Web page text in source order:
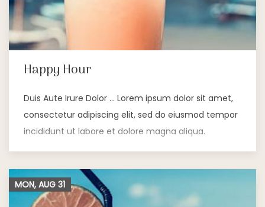
Happy Hour
Duis Aute Irure Dolor … Lorem ipsum dolor sit amet,
consectetur adipiscing elit, sed do eiusmod tempor
incididunt ut labore et dolore magna aliqua.
MON, AUG 31